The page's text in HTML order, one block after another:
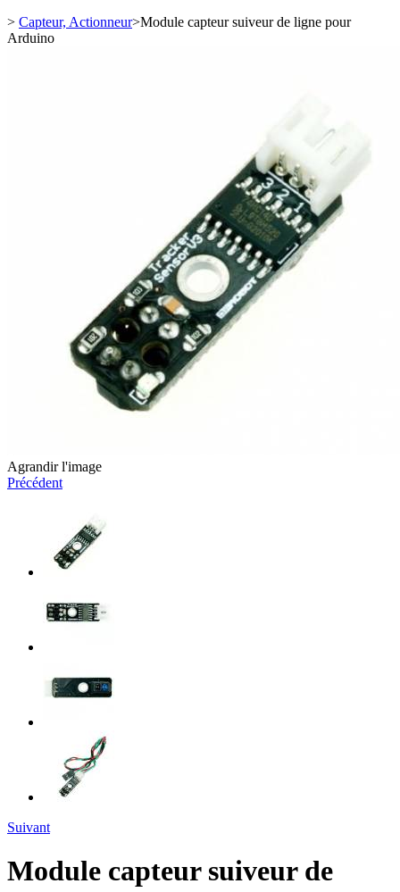
> Capteur, Actionneur>Module capteur suiveur de ligne pour
Arduino
Agrandir l'image
Précédent
Suivant
Module capteur suiveur de